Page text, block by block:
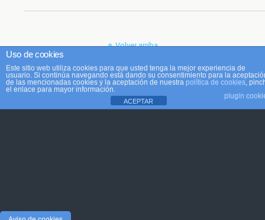
Volver arriba
Móvil Escritorio
Uso de cookies
Este sitio web utiliza cookies para que usted tenga la mejor experiencia de
usuario. Si continúa navegando está dando su consentimiento para la
de las mencionadas cookies y la aceptación de nuestra política de cookies,
el enlace para mayor información.
plugin
ACEPTAR